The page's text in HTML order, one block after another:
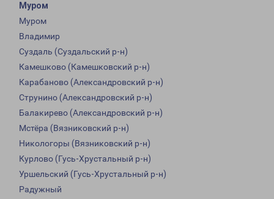
Муром
Муром
Владимир
Суздаль (Суздальский р-н)
Камешково (Камешковский р-н)
Карабаново (Александровский р-н)
Струнино (Александровский р-н)
Балакирево (Александровский р-н)
Мстёра (Вязниковский р-н)
Никологоры (Вязниковский р-н)
Курлово (Гусь-Хрустальный р-н)
Уршельский (Гусь-Хрустальный р-н)
Радужный